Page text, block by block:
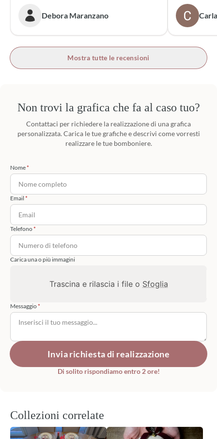
Debora Maranzano
prossime
bottoni!
Mostra tutte le recensioni
Non trovi la grafica che fa al caso tuo?
Contattaci per richiedere la realizzazione di una grafica
personalizzata. Carica le tue grafiche e descrivi come vorresti
realizzare le tue bomboniere.
Nome
Email
Telefono
Carica una o più immagini
Trascina e rilascia i file o Sfoglia
Messaggio
Invia richiesta di realizzazione
Di solito rispondiamo entro 2 ore!
Collezioni correlate